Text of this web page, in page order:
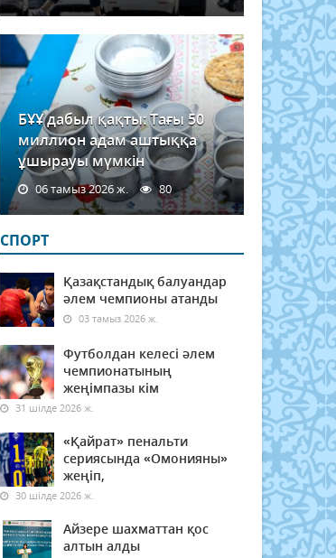
БҰҰ дабыл қақты: Тағы 50
миллион адам аштыққа
ұшырауы мүмкін
06 тамыз 2026 ж. 80
СПОРТ
Қазақстандық балуандар
әлем чемпионы атанды
03 тамыз 2026 ж.
Футболдан келесі әлем
чемпионатының
жеңімпазы кім
31 шілде 2026 ж.
«Қайрат» пенальти
сериясында «Омонияны»
жеңіп,
30 шілде 2026 ж.
Айзере шахматтан қос
алтын алды